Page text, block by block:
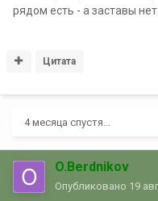
рядом есть - а заставы
Цитата
4 месяца спустя...
O.Berdnikov
Опубликовано 19